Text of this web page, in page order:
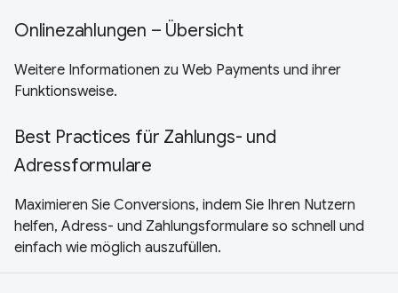
Onlinezahlungen – Übersicht
Weitere Informationen zu Web Payments und ihrer
Funktionsweise.
Best Practices für Zahlungs- und
Adressformulare
Maximieren Sie Conversions, indem Sie Ihren Nutzern
helfen, Adress- und Zahlungsformulare so schnell und
einfach wie möglich auszufüllen.